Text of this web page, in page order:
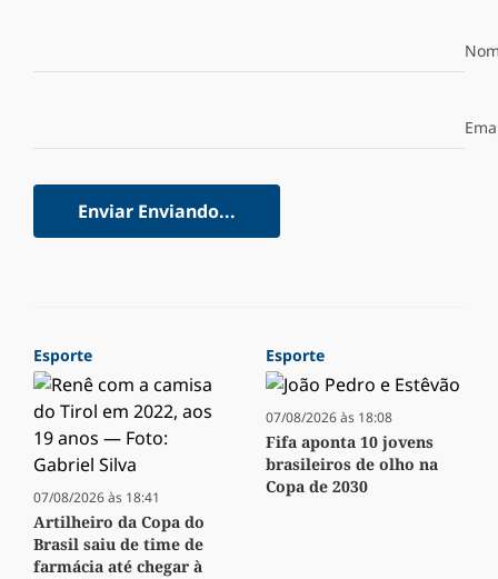
Enviar Enviando...
Esporte
07/08/2026 às 18:41
Artilheiro da Copa do
Brasil saiu de time de
farmácia até chegar à
Esporte
07/08/2026 às 18:08
Fifa aponta 10 jovens
brasileiros de olho na
Copa de 2030